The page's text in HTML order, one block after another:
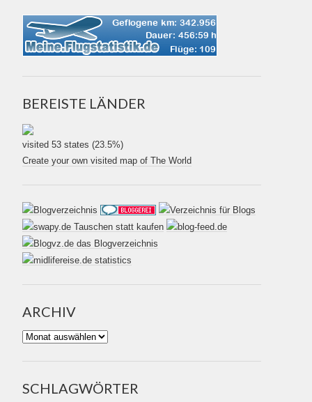
BEREISTE LÄNDER
visited 53 states (23.5%)
Create your own visited map of The World
ARCHIV
Archiv
SCHLAGWÖRTER